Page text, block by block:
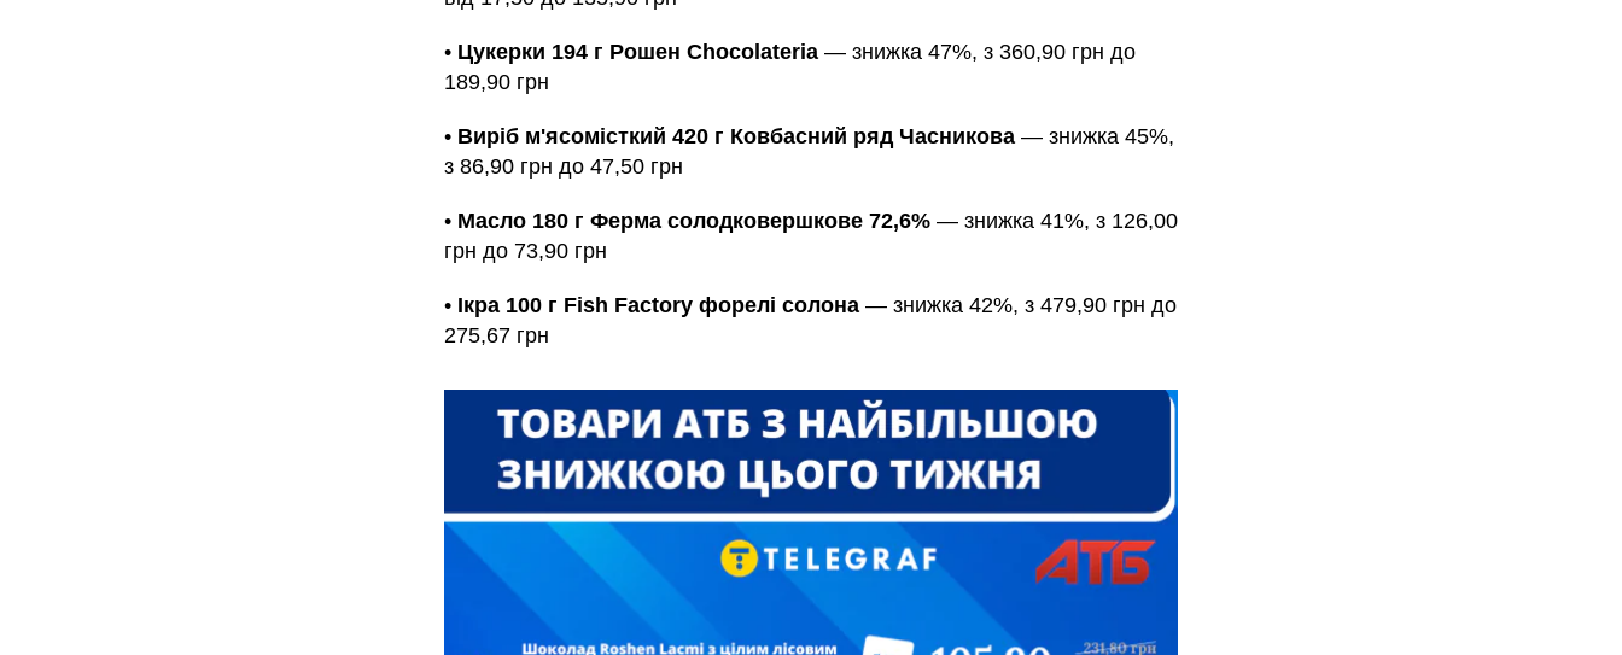
• Цукерки 194 г Рошен Chocolateria — знижка 47%, з 360,90 грн до
189,90 грн
• Виріб м'ясомісткий 420 г Ковбасний ряд Часникова — знижка 45%,
з 86,90 грн до 47,50 грн
• Масло 180 г Ферма солодковершкове 72,6% — знижка 41%, з 126,00
грн до 73,90 грн
• Ікра 100 г Fish Factory форелі солона — знижка 42%, з 479,90 грн до
275,67 грн